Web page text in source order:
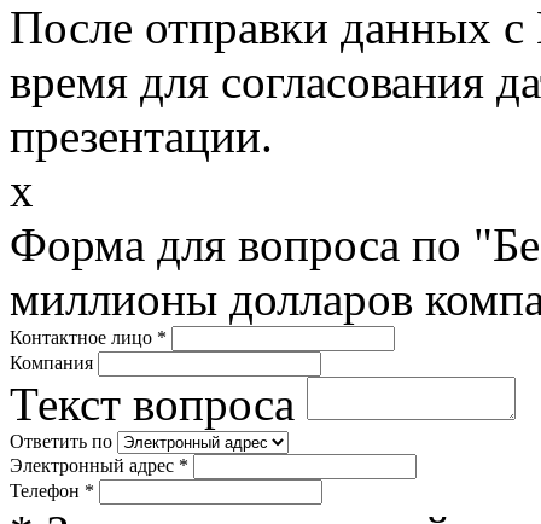
После отправки данных
время для согласования
презентации.
x
Форма для вопроса по
миллионы долларов
Контактное лицо *
Компания
Текст вопроса
Ответить по
Электронный адрес *
Телефон *